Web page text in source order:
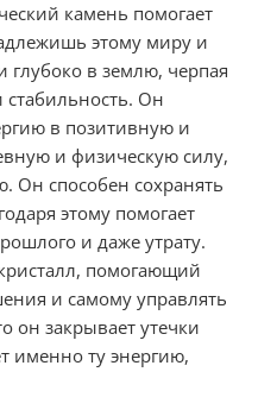
камень помогает
этому миру и
глубоко в землю, черпая
стабильность. Он
в позитивную и
и физическую силу,
Он способен сохранять
этому помогает
и даже утрату.
помогающий
и самому управлять
он закрывает утечки
именно ту энергию,